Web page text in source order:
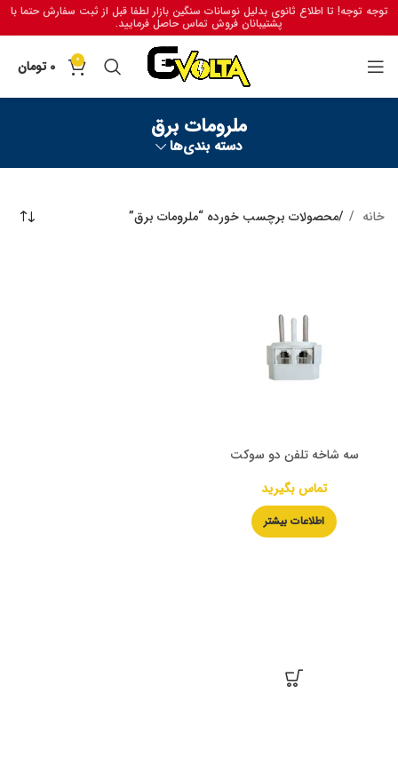
توجه توجه! تا اطلاع ثانوی بدلیل نوسانات سنگین بازار لطفا قبل از ثبت سفارش حتما با
پشتیبانان فروش تماس حاصل فرمایید.
0
0 تومان
ملرومات برق
دسته بندی‌ها
خانه محصولات برچسب خورده “ملرومات برق”
سه شاخه تلفن دو سوکت
تماس بگیرید
اطلاعات بیشتر